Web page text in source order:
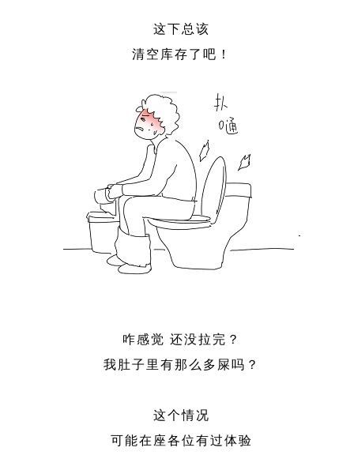
这下总该
清空库存了吧！
咋感觉 还没拉完？
我肚子里有那么多屎吗？
这个情况
可能在座各位有过体验